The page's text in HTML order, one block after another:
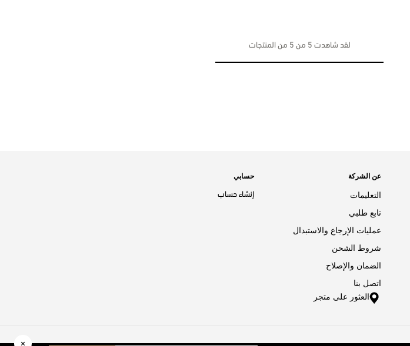
لقد شاهدت 5 من 5 من المنتجات
عن الشركة
التعليمات
تابع طلبي
عمليات الإرجاع والاستبدال
شروط الشحن
الضمان والإصلاح
اتصل بنا
العثور على متجر
حسابي
إنشاء حساب